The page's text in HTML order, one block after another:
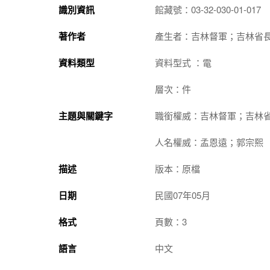
識別資訊 館藏號：03-32-030-01-017
著作者 產生者：吉林督軍；吉林省
資料類型 資料型式 ：電
層次：件
主題與關鍵字 職銜權威：吉林督軍；吉林
人名權威：孟恩遠；郭宗熙
描述 版本：原檔
日期 民國07年05月
格式 頁數：3
語言 中文